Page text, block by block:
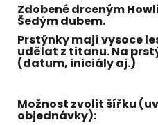
Zdobené drceným
Šedým dubem.
Prstýnky mají vysoce
udělat z titanu. Na
(datum, iniciály aj.)
Možnost zvolit šířku
objednávky):